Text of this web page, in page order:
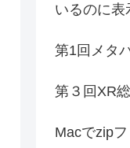
いるのに表
第1回メタ
第３回XR
Macでzip